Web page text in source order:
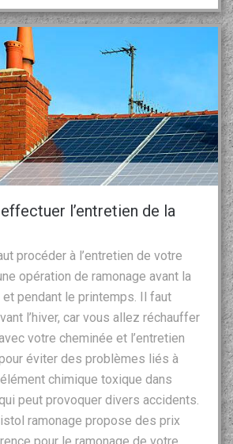
l’entretien de la
procéder à l’entretien de votre
opération de ramonage avant la
pendant le printemps. Il faut
l’hiver, car vous allez réchauffer
votre cheminée et l’entretien
éviter des problèmes liés à
chimique toxique dans
peut provoquer divers accidents.
ramonage propose des prix
pour le ramonage de votre